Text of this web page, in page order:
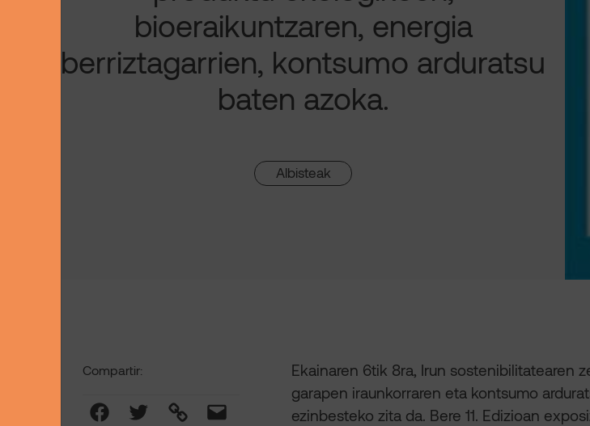
bioeraikuntzaren, energia
berriztagarrien, kontsumo arduratsu
baten azoka.
Albisteak
Compartir:
Facebook Twitter Link Mail
Ekainaren 6tik 8ra, Irun sostenibilitatearen
garapen iraunkorraren eta kontsumo
ezinbesteko zita da. Bere 11. Edizioan